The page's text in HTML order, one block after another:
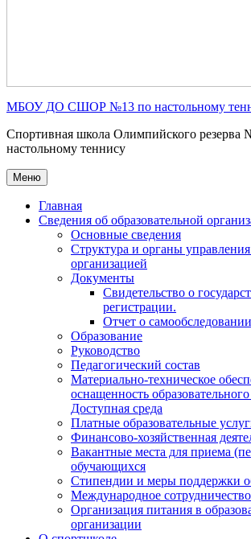
МБОУ ДО СШОР №13 по настольному
Спортивная школа Олимпийского резерва
настольному теннису
Меню
Главная
Сведения об образовательной
Основные сведения
Структура и органы управления
организацией
Документы
Свидетельство о
регистрации.
Отчет о
Образование
Руководство
Педагогический состав
Материально-техническое
оснащенность
Доступная среда
Платные образовательные
Финансово-хозяйственная
Вакантные места для приема
обучающихся
Стипендии и меры поддержки
Международное сотрудничество
Организация питания в
организации